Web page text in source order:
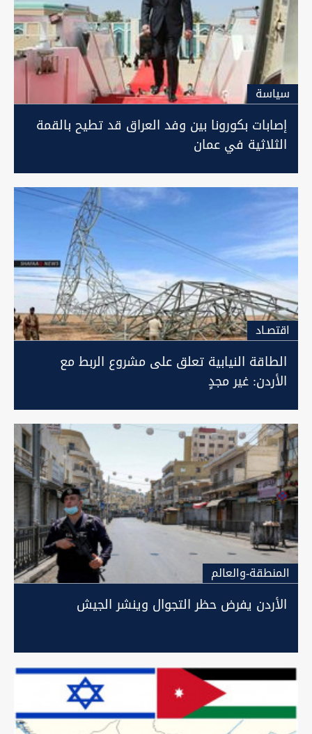
سیاسة
إصابات بكورونا بين وفد العراق قد تطيح بالقمة
الثلاثية في عمان
اقتصـاد
الطاقة النيابية تعلق على مشروع الربط مع
الأردن: غير مجدٍ
المنطقة-والعالم
الأردن يفرض حظر التجوال وينشر الجيش